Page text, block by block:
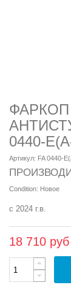
0440-
Артикул: FA 0440-
Condition: Новое
с 2024 г.в.
18 710 руб